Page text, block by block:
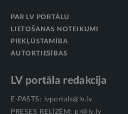
PAR LV PORTĀLU
LIETOŠANAS NOTEIKUMI
PIEKĻŪSTAMĪBA
AUTORTIESĪBAS
LV portāla redakcija
E-PASTS:
lvportals@lv.lv
PRESES RELĪZĒM: pr@lv.lv